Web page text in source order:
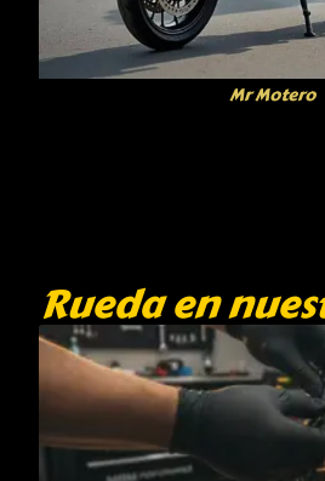
Mr Motero
Rueda en